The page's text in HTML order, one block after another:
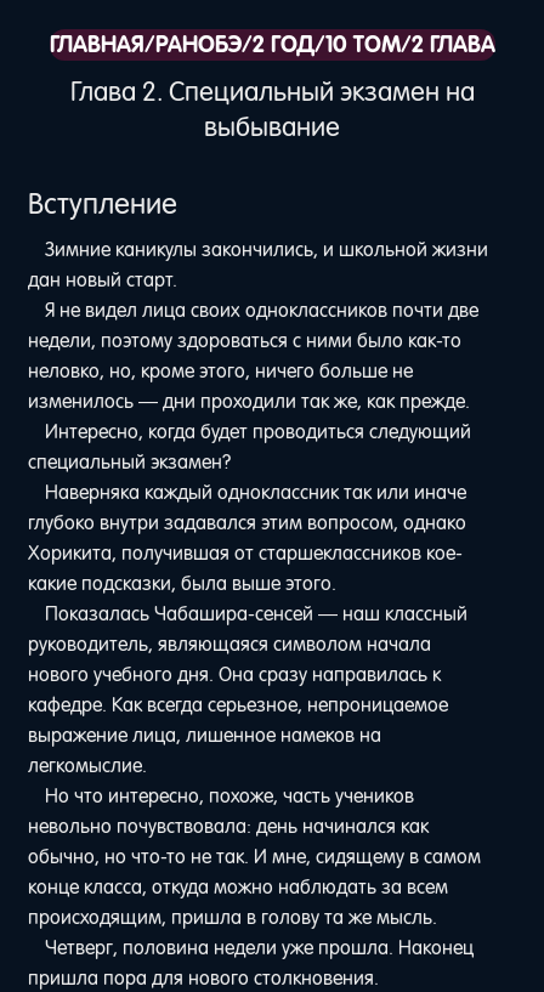
ГЛАВНАЯ/РАНОБЭ/2 ГОД/10 ТОМ/2 ГЛАВА
Глава 2. Специальный экзамен на
выбывание
Вступление
Зимние каникулы закончились, и школьной жизни
дан новый старт.
Я не видел лица своих одноклассников почти две
недели, поэтому здороваться с ними было как-то
неловко, но, кроме этого, ничего больше не
изменилось — дни проходили так же, как прежде.
Интересно, когда будет проводиться следующий
специальный экзамен?
Наверняка каждый одноклассник так или иначе
глубоко внутри задавался этим вопросом, однако
Хорикита, получившая от старшеклассников кое-
какие подсказки, была выше этого.
Показалась Чабашира-сенсей — наш классный
руководитель, являющаяся символом начала
нового учебного дня. Она сразу направилась к
кафедре. Как всегда серьезное, непроницаемое
выражение лица, лишенное намеков на
легкомыслие.
Но что интересно, похоже, часть учеников
невольно почувствовала: день начинался как
обычно, но что-то не так. И мне, сидящему в самом
конце класса, откуда можно наблюдать за всем
происходящим, пришла в голову та же мысль.
Четверг, половина недели уже прошла. Наконец
пришла пора для нового столкновения.